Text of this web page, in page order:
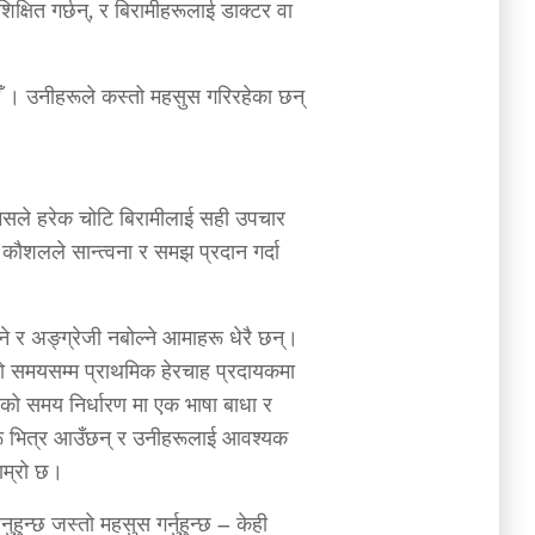
गर्छन्, र बिरामीहरूलाई डाक्टर वा
। उनीहरूले कस्तो महसुस गरिरहेका छन्
हरेक चोटि बिरामीलाई सही उपचार
सान्त्वना र समझ प्रदान गर्दा
र अङ्ग्रेजी नबोल्ने आमाहरू धेरै छन्।
प्राथमिक हेरचाह प्रदायकमा
निर्धारण मा एक भाषा बाधा र
आउँछन् र उनीहरूलाई आवश्यक
छ।
जस्तो महसुस गर्नुहुन्छ – केही